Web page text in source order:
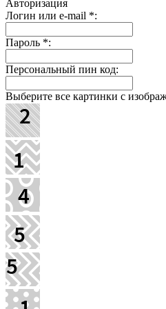
Авторизация
Логин или e-mail *:
Пароль *:
Персональный пин код:
Выберите все картинки с